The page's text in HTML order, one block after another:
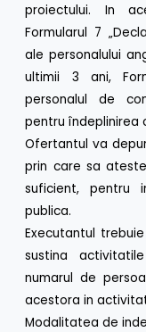
proiectului. In
Formularul 7
ale personalului
ultimii 3 ani,
personalul de
pentru îndeplinirea
Ofertantul va
prin care sa
suficient, pentru
publica.
Executantul
sustina
numarul de
acestora in
Modalitatea de